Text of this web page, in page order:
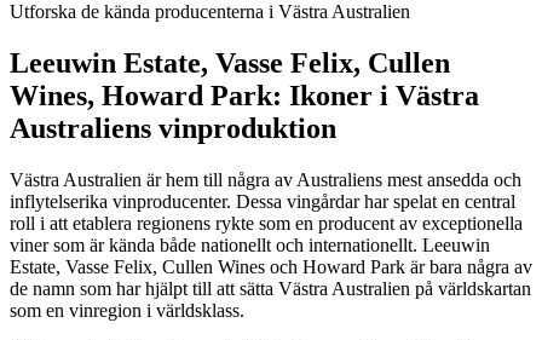
Utforska de kända producenterna i Västra Australien
Leeuwin Estate, Vasse Felix, Cullen
Wines, Howard Park: Ikoner i Västra
Australiens vinproduktion
Västra Australien är hem till några av Australiens mest ansedda och
inflytelserika vinproducenter. Dessa vingårdar har spelat en central
roll i att etablera regionens rykte som en producent av exceptionella
viner som är kända både nationellt och internationellt. Leeuwin
Estate, Vasse Felix, Cullen Wines och Howard Park är bara några av
de namn som har hjälpt till att sätta Västra Australien på världskartan
som en vinregion i världsklass.